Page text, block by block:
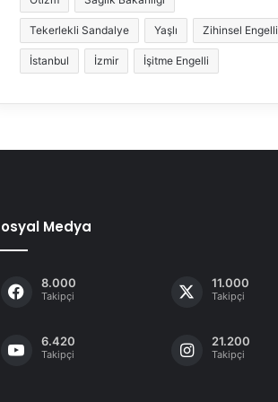
Tekerlekli Sandalye Yaşlı Zihinsel Engelli
İstanbul İzmir İşitme Engelli
Medya
8.000
Takipçi
11.000
Takipçi
6.420
Takipçi
21.200
Takipçi